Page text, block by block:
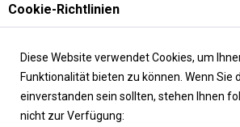
abwärts
"Rettungsweg rechts" und
rechts abwärts in verschiedenen
ohne mittige Lichtkante gemäß ASR...
Cookie-Richtlinien
Diese Website verwendet Cookies, um
Funktionalität bieten zu können. Wenn Sie
einverstanden sein sollten, stehen Ihnen
nicht zur Verfügung: